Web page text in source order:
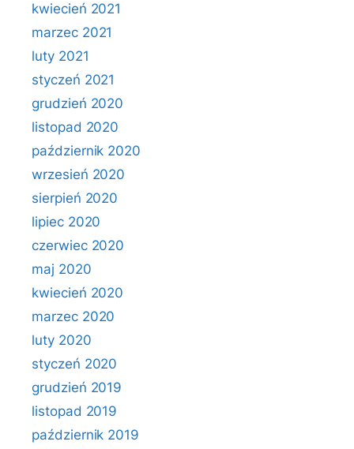
kwiecień 2021
marzec 2021
luty 2021
styczeń 2021
grudzień 2020
listopad 2020
październik 2020
wrzesień 2020
sierpień 2020
lipiec 2020
czerwiec 2020
maj 2020
kwiecień 2020
marzec 2020
luty 2020
styczeń 2020
grudzień 2019
listopad 2019
październik 2019